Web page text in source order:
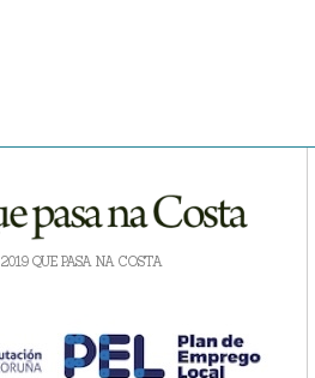
QUE PASA NA COSTA